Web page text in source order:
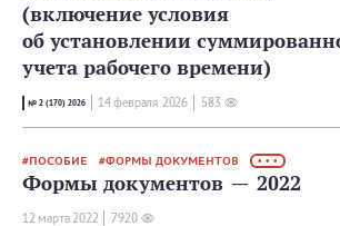
(включение условия
об установлении
учета рабочего времени)
№ 2 (170) 2026 14 февраля 2026 583
ПОСОБИЕ ФОРМЫ ДОКУМЕНТОВ • • •
Формы документов — 2022
12 мартa 2022 7920